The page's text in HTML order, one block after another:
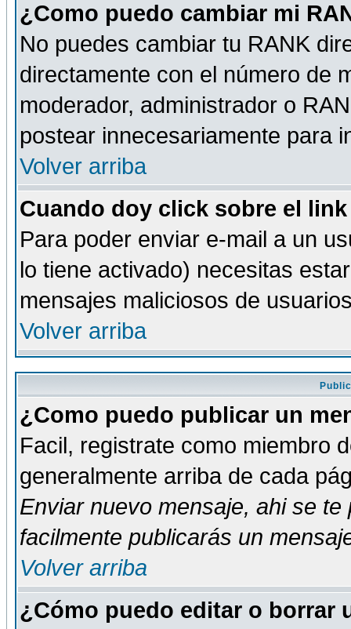
¿Como puedo cambiar mi
No puedes cambiar tu RANK
directamente con el número de
moderador, administrador o
postear innecesariamente para
Volver arriba
Cuando doy click sobre el
Para poder enviar e-mail a un
lo tiene activado) necesitas
mensajes maliciosos de
Volver arriba
¿Como puedo publicar un
Facil, registrate como miembro
generalmente arriba de cada
Enviar nuevo mensaje, ahi se te
facilmente publicarás un
Volver arriba
¿Cómo puedo editar o borrar